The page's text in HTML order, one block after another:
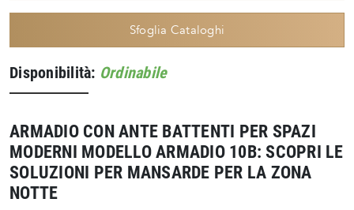
Sfoglia Cataloghi
Disponibilità: Ordinabile
ARMADIO CON ANTE BATTENTI PER SPAZI
MODERNI MODELLO ARMADIO 10B: SCOPRI LE
SOLUZIONI PER MANSARDE PER LA ZONA
NOTTE